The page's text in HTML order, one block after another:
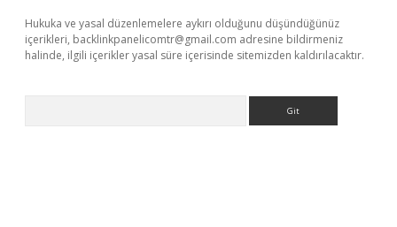
Hukuka ve yasal düzenlemelere aykırı olduğunu düşündüğünüz
içerikleri, backlinkpanelicomtr@gmail.com adresine bildirmeniz
halinde, ilgili içerikler yasal süre içerisinde sitemizden kaldırılacaktır.